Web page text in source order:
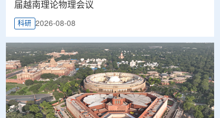
届越南理论物理会议
科研 2026-08-08